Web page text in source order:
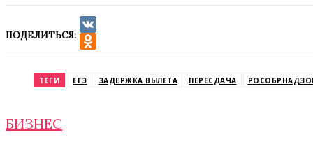
ПОДЕЛИТЬСЯ:
VK
ТЕГИ ЕГЭ ЗАДЕРЖКА ВЫЛЕТА ПЕРЕСДАЧА
БИЗНЕС